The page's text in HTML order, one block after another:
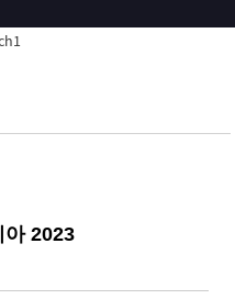
아 2023